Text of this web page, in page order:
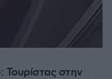
Τουρίστας στην